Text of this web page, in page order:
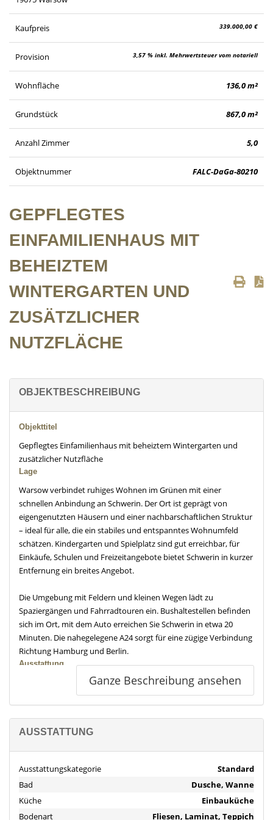
Kaufpreis 339.000,00 €
Provision
3,57 % inkl. Mehrwertsteuer vom notariell
Wohnfläche 136,0 m²
Grundstück 867,0 m²
Anzahl Zimmer 5,0
Objektnummer FALC-DaGa-80210
GEPFLEGTES
EINFAMILIENHAUS MIT
BEHEIZTEM
WINTERGARTEN UND
ZUSÄTZLICHER
NUTZFLÄCHE
OBJEKTBESCHREIBUNG
Objekttitel
Gepflegtes Einfamilienhaus mit beheiztem Wintergarten und
zusätzlicher Nutzfläche
Lage
Warsow verbindet ruhiges Wohnen im Grünen mit einer
schnellen Anbindung an Schwerin. Der Ort ist geprägt von
eigengenutzten Häusern und einer nachbarschaftlichen Struktur
– ideal für alle, die ein stabiles und entspanntes Wohnumfeld
schätzen. Kindergarten und Spielplatz sind gut erreichbar, für
Einkäufe, Schulen und Freizeitangebote bietet Schwerin in kurzer
Entfernung ein breites Angebot.
Die Umgebung mit Feldern und kleinen Wegen lädt zu
Spaziergängen und Fahrradtouren ein. Bushaltestellen befinden
sich im Ort, mit dem Auto erreichen Sie Schwerin in etwa 20
Minuten. Die nahegelegene A24 sorgt für eine zügige Verbindung
Richtung Hamburg und Berlin.
Ausstattung
- Wohnfläche ca. 135 m²
- Nutzfläche ca. 77 m²
- 5 Zimmer
- beheizter Alu-Wintergarten von 2012 mit Fußbodenheizung,
großflächigen Glas-Schiebeelementen und Glasdach nebst
- Küche mit Einbauküche und Elektrogeräten
- Vollkeller mit weiterem Bad und zwei wohnlich ausgebauten
Zimmern
Ganze Beschreibung ansehen
AUSSTATTUNG
Ausstattungskategorie
Standard
Bad
Dusche, Wanne
Küche
Einbauküche
Bodenart
Fliesen, Laminat, Teppich